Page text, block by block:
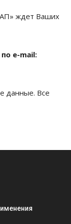
ждет Ваших
e-mail:
данные. Все